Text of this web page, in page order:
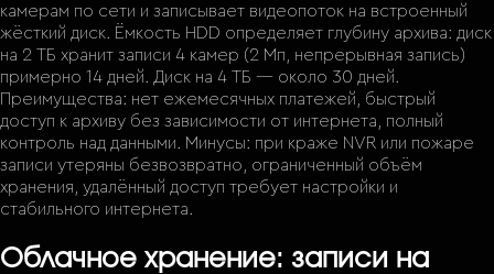
камерам по сети и записывает видеопоток на встроенный
жёсткий диск. Ёмкость HDD определяет глубину архива: диск
на 2 ТБ хранит записи 4 камер (2 Мп, непрерывная запись)
примерно 14 дней. Диск на 4 ТБ — около 30 дней.
Преимущества: нет ежемесячных платежей, быстрый
доступ к архиву без зависимости от интернета, полный
контроль над данными. Минусы: при краже NVR или пожаре
записи утеряны безвозвратно, ограниченный объём
хранения, удалённый доступ требует настройки и
стабильного интернета.
Облачное хранение: записи на